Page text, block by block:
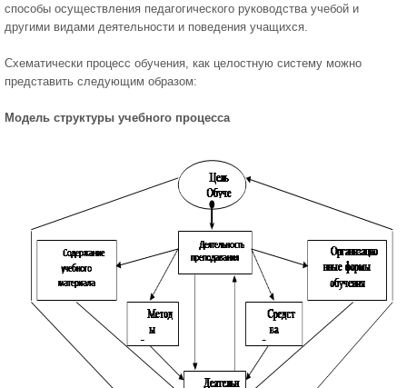
способы осуществления педагогического руководства учебой и
другими видами деятельности и поведения учащихся.
Схематически процесс обучения, как целостную систему можно
представить следующим образом:
Модель структуры учебного процесса